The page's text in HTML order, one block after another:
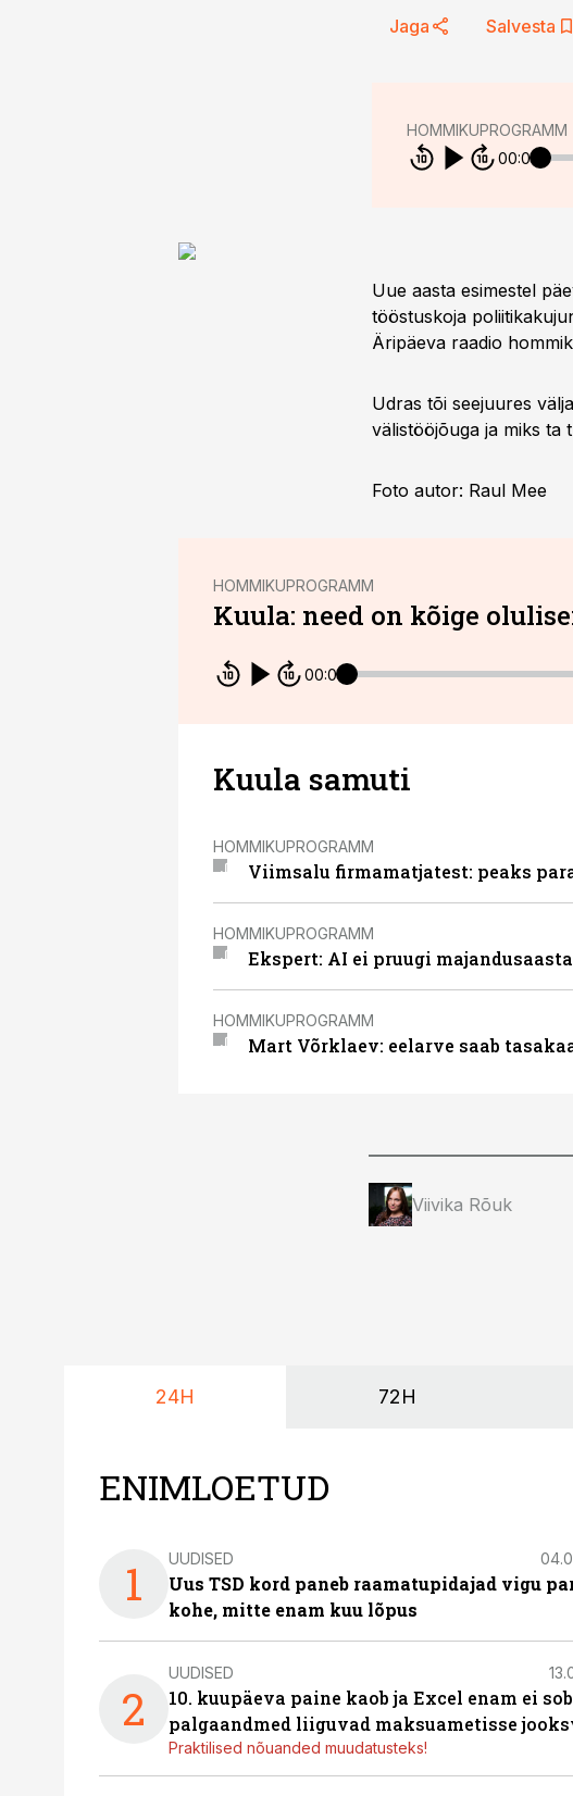
Jaga Salvesta
HOMMIKUPROGRAMM
00:00
Uue aasta esimestel
tööstuskoja
Äripäeva raadio
Udras tõi seejuures
välistööjõuga ja miks ta
Foto autor: Raul Mee
HOMMIKUPROGRAMM
Kuula: need on kõige
00:00
Kuula samuti
HOMMIKUPROGRAMM
Viimsalu firmamatjatest: peaks
HOMMIKUPROGRAMM
Ekspert: AI ei pruugi
HOMMIKUPROGRAMM
Mart Võrklaev: eelarve saab
Viivika Rõuk
24H 72H
ENIMLOETUD
1 UUDISED
Uus TSD kord paneb raamatupidajad vigu
kohe, mitte enam kuu lõpus
2
UUDISED
10. kuupäeva paine kaob ja Excel enam ei
palgaandmed liiguvad maksuametisse
Praktilised nõuanded muudatusteks!